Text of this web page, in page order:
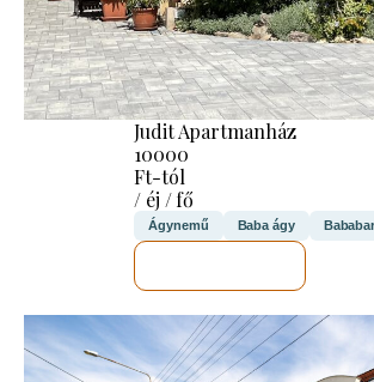
Judit Apartmanház
10000
Ft-tól
/ éj / fő
Ágynemű Baba ágy